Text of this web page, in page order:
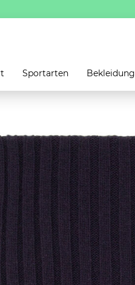
Sportarten Bekleidung